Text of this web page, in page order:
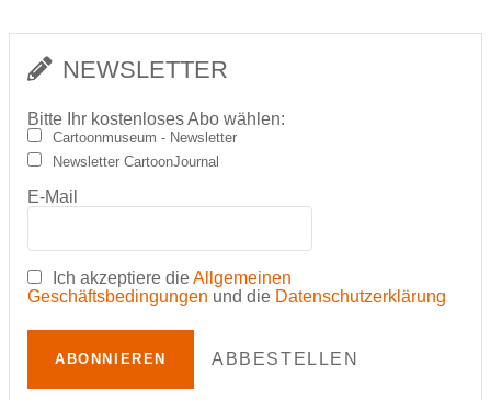
NEWSLETTER
Bitte Ihr kostenloses Abo wählen:
Cartoonmuseum - Newsletter
Newsletter CartoonJournal
E-Mail
Ich akzeptiere dieAllgemeinen
Geschäftsbedingungen und die Datenschutzerklärung
ABONNIEREN ABBESTELLEN